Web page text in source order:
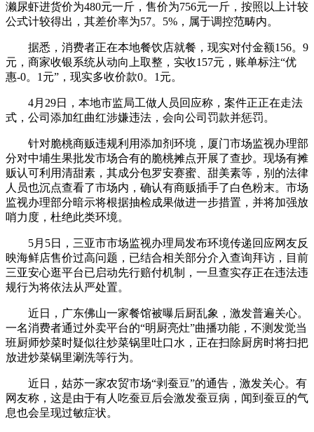
濑尿虾进货价为480元一斤，售价为756元一斤，按照以上计较
公式计较得出，其差价率为57。5%，属于调控范畴内。
据悉，消费者正在本地餐饮店就餐，现实对付金额156。9
元，商家收银系统从动向上取整，实收157元，账单标注“优
惠-0。1元”，现实多收价款0。1元。
4月29日，本地市监局工做人员回应称，案件正正在走法
式，公司添加红曲红涉嫌违法，会向公司罚款并惩罚。
针对脆桃商贩违规利用添加剂环境，厦门市场监视办理部
分对中埔生果批发市场合有的脆桃摊点开展了查抄。现场有摊
贩认可利用清甜素，其成分包罗安赛蜜、甜美素等，别的法律
人员也沉点查看了市场内，确认有商贩插手了白色粉末。市场
监视办理部分暗示将根据抽检成果做进一步措置，并将加强放
哨力度，杜绝此类环境。
5月5日，三亚市市场监视办理局发布环境传递回应网友反
映海鲜店售价过高问题，已结合相关部分介入查询拜访，目前
三亚安心逛平台已启动先行赔付机制，一旦查实存正在违法违
规行为将依法从严处置。
近日，广东佛山一家餐馆被曝后厨乱象，激发普遍关心。
一名消费者通过外卖平台的“明厨亮灶”曲播功能，不测发觉当
班厨师炒菜时疑似往炒菜锅里吐口水，正在扫除厨房时将扫把
放进炒菜锅里涮洗等行为。
近日，姑苏一家农贸市场“剥蚕豆”的通告，激发关心。有
网友称，这是由于有人吃蚕豆后会激发蚕豆病，闻到蚕豆的气
息也会呈现过敏症状。